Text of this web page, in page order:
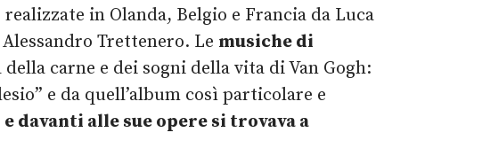
in Olanda, Belgio e Francia da Luca
Trettenero. Le musiche di
carne e dei sogni della vita di Van Gogh:
e da quell’album così particolare e
davanti alle sue opere si trovava a